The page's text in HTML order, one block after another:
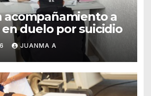
acompañamiento a
duelo por suicidio
JUANMA A